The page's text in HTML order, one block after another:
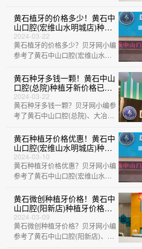
新时代口···
黄石植牙的价格多少！黄石中
山口腔(宏维山水明城店)种植
牙价目表已更新，德国贝格
bego种植体：5448元起/颗！
2024-03-22
黄石植牙的价格多少？贝牙网小编
参考了黄石中山口腔(宏维山水明
店)、大冶···
黄石种牙多钱一颗！黄石中山
口腔(总院)种植牙新价格已确
定，国产康盛种植牙价格：
4504元起/颗！
2024-03-22
黄石种牙多钱一颗？贝牙网小编参
考了黄石中山口腔(总院)、大冶华
芽口腔···
黄石种植牙价格优惠！黄石中
山口腔(宏维山水明城店)种牙
只要1980元起，国产常州创
英种植牙：4658元起/颗！
2024-03-10
黄石种植牙价格优惠？贝牙网小编
参考了黄石中山口腔(宏维山水明
牙匠(阳新···
黄石微创种植牙价格！黄石中
山口腔(阳新店)种植牙价格一
览表，瑞士百丹特Biodente种
植牙：8952元起/颗！
2024-03-09
黄石微创种植牙价格？贝牙网小编
参考了黄石中山口腔(阳新店)、中